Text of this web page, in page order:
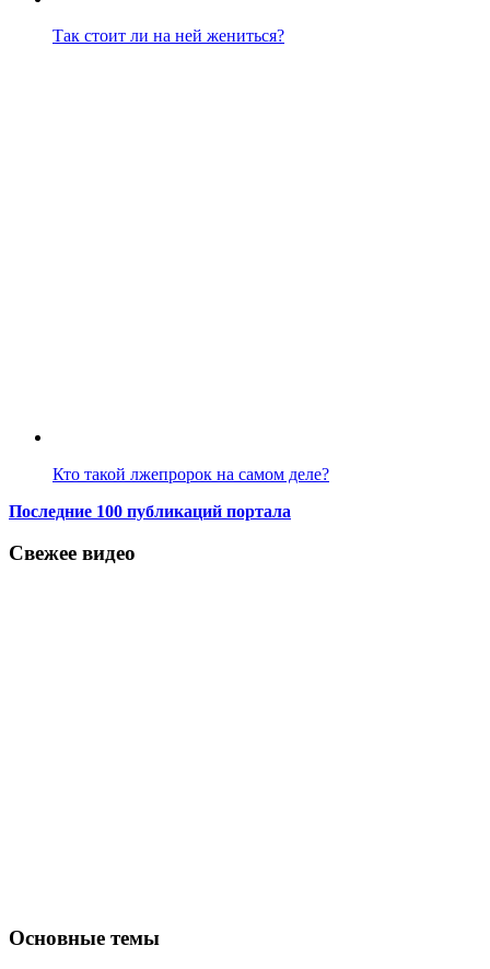
Так стоит ли на ней жениться?
Кто такой лжепророк на самом деле?
Последние 100 публикаций портала
Свежее видео
Основные темы